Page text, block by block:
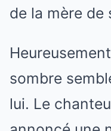
sombre
lui. Le